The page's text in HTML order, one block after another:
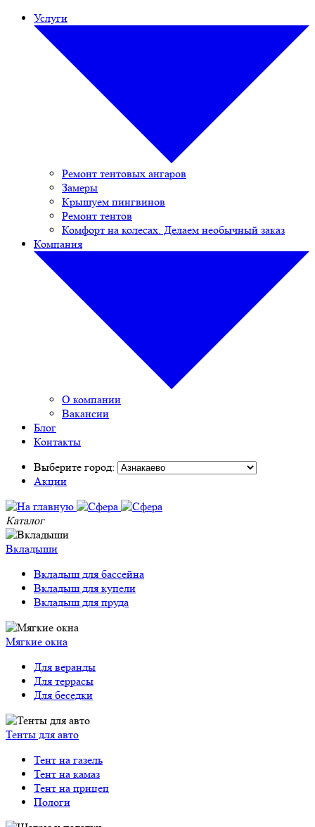
Услуги
Ремонт тентовых ангаров
Замеры
Крышуем пингвинов
Ремонт тентов
Комфорт на колесах. Делаем необычный заказ
Компания
О компании
Вакансии
Блог
Контакты
Выберите город:
Акции
Каталог
Вкладыши
Вкладыш для бассейна
Вкладыш для купели
Вкладыш для пруда
Мягкие окна
Для веранды
Для террасы
Для беседки
Тенты для авто
Тент на газель
Тент на камаз
Тент на прицеп
Пологи